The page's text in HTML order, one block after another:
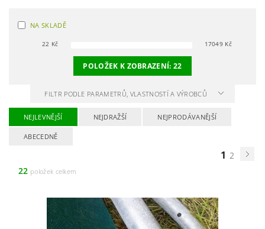
NA SKLADĚ
22 Kč 17049 Kč
POLOŽEK K ZOBRAZENÍ:22
FILTR PODLE PARAMETRŮ, VLASTNOSTÍ A VÝROBCŮ
NEJLEVNĚJŠÍ NEJDRAŽŠÍ NEJPRODÁVANĚJŠÍ
ABECEDNĚ
1 2
22 položek celkem